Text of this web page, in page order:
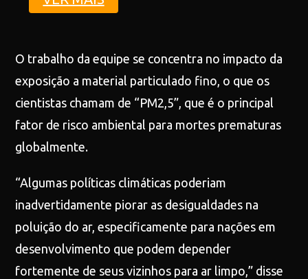
O trabalho da equipe se concentra no impacto da
exposição a material particulado fino, o que os
cientistas chamam de “PM2,5”, que é o principal
fator de risco ambiental para mortes prematuras
globalmente.
“Algumas políticas climáticas poderiam
inadvertidamente piorar as desigualdades na
poluição do ar, especificamente para nações em
desenvolvimento que podem depender
fortemente de seus vizinhos para ar limpo,” disse